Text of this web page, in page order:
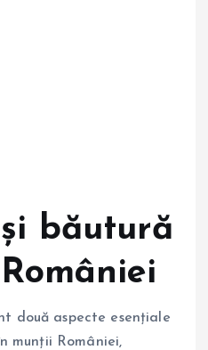
băutură
două aspecte esențiale
munții României,